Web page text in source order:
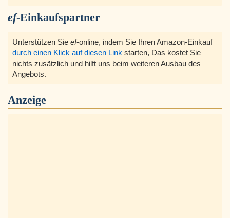
ef-Einkaufspartner
Unterstützen Sie ef-online, indem Sie Ihren Amazon-Einkauf
durch einen Klick auf diesen Link starten, Das kostet Sie
nichts zusätzlich und hilft uns beim weiteren Ausbau des
Angebots.
Anzeige